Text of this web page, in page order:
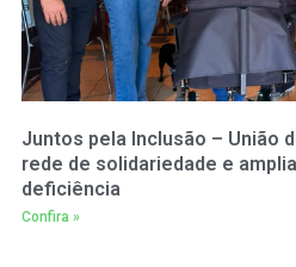
Juntos pela Inclusão – União
rede de solidariedade e
deficiência
Confira »